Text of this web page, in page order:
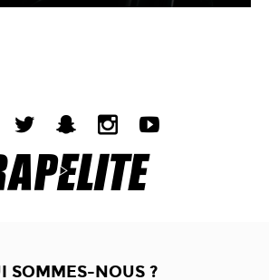
SOMMES-NOUS ?